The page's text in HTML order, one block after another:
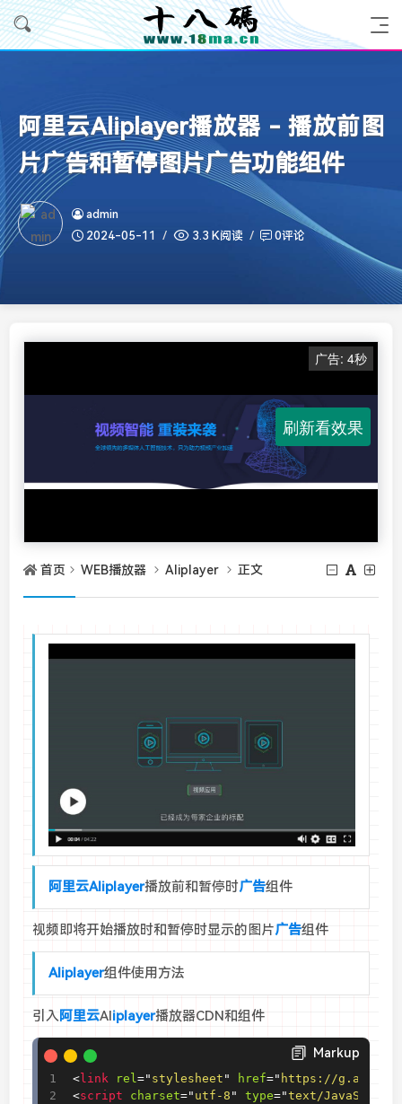
阿里云Aliplayer播放器 - 播放前图
片广告和暂停图片广告功能组件
admin
2024-05-11
3.3 K阅读 0评论
首页 WEB播放器 Aliplayer 正文
阿里云Aliplayer播放前和暂停时广告组件
视频即将开始播放时和暂停时显示的图片广告组件
Aliplayer组件使用方法
引入阿里云Aliplayer播放器CDN和组件
Markup
<link rel=" stylesheet " href=" https://
<script charset=" utf-8 " type="text/JavaScript